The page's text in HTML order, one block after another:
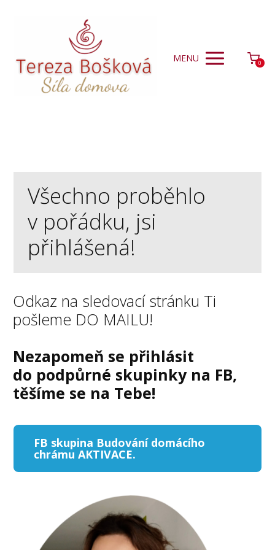
MENU 0
Všechno proběhlo
v pořádku, jsi
přihlášená!
Odkaz na sledovací stránku Ti
pošleme DO MAILU!
Nezapomeň se přihlásit
do podpůrné skupinky na FB,
těšíme se na Tebe!
FB skupina Budování domácího
chrámu AKTIVACE.